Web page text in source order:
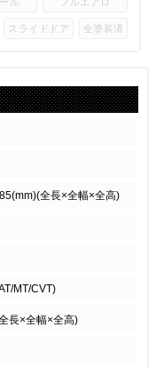
スライドドア 全塗装済
全長×全幅×全高)
MT/CVT)
長×全幅×全高)